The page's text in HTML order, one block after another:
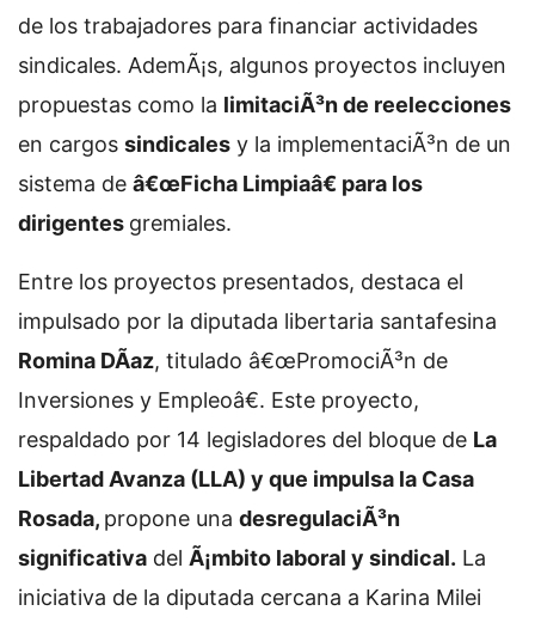
de los trabajadores para financiar actividades
sindicales. AdemÃ¡s, algunos proyectos incluyen
propuestas como la limitaciÃ³n de reelecciones
en cargos sindicales y la implementaciÃ³n de un
sistema de â€œFicha Limpiaâ€ para los
dirigentes gremiales.
Entre los proyectos presentados, destaca el
impulsado por la diputada libertaria santafesina
Romina DÃ­az, titulado â€œPromociÃ³n de
Inversiones y Empleoâ€. Este proyecto,
respaldado por 14 legisladores del bloque de La
Libertad Avanza (LLA) y que impulsa la Casa
Rosada, propone una desregulaciÃ³n
significativa del Ã¡mbito laboral y sindical. La
iniciativa de la diputada cercana a Karina Milei